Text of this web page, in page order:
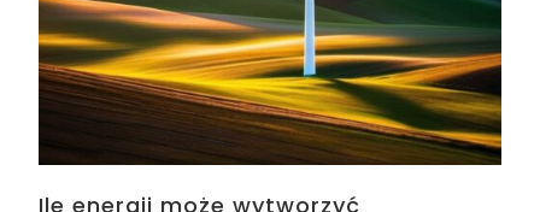
Ile energii może wytworzyć